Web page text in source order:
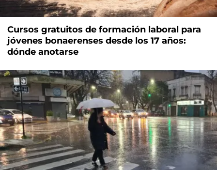
Cursos gratuitos de formación laboral para
jóvenes bonaerenses desde los 17 años:
dónde anotarse